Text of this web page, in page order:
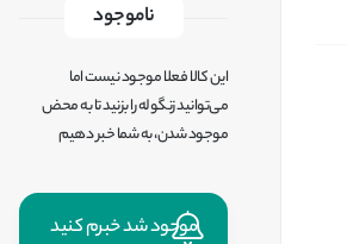
ناموجود
این کالا فعلا موجود نیست اما
می‌توانید زنگوله را بزنید تا به محض
موجود شدن، به شما خبر دهیم
موجود شد خبرم کنید